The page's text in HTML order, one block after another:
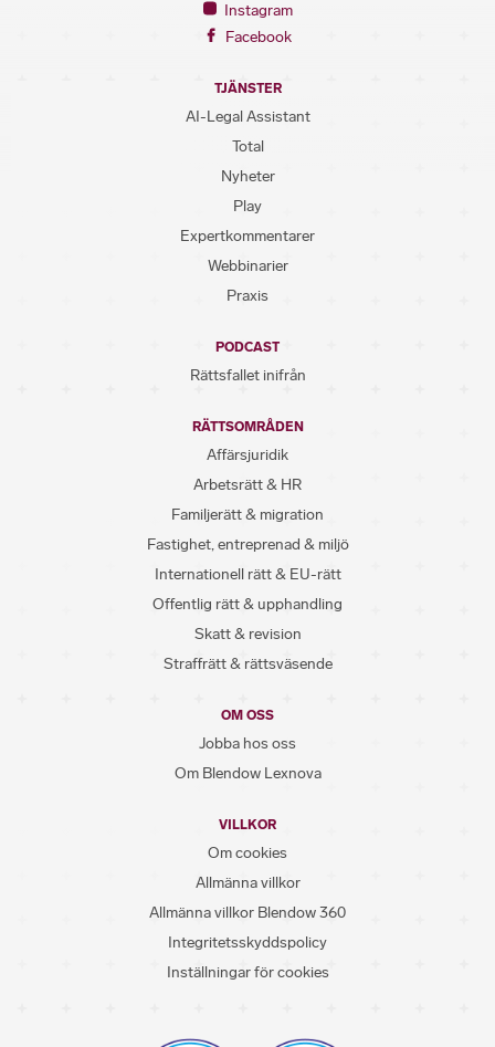
Instagram
Facebook
TJÄNSTER
AI-Legal Assistant
Total
Nyheter
Play
Expertkommentarer
Webbinarier
Praxis
PODCAST
Rättsfallet inifrån
RÄTTSOMRÅDEN
Affärsjuridik
Arbetsrätt & HR
Familjerätt & migration
Fastighet, entreprenad & miljö
Internationell rätt & EU-rätt
Offentlig rätt & upphandling
Skatt & revision
Straffrätt & rättsväsende
OM OSS
Jobba hos oss
Om Blendow Lexnova
VILLKOR
Om cookies
Allmänna villkor
Allmänna villkor Blendow 360
Integritetsskyddspolicy
Inställningar för cookies